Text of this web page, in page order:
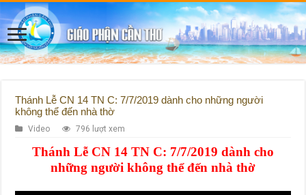
Thánh Lễ CN 14 TN C: 7/7/2019 dành cho những người
không thể đến nhà thờ
Video 796 lượt xem
Thánh Lễ CN 14 TN C: 7/7/2019 dành cho
những người không thể đến nhà thờ